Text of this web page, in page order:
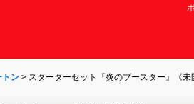
トン > スターターセット『炎のブースター』《未